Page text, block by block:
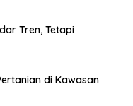
Tren, Tetapi
di Kawasan